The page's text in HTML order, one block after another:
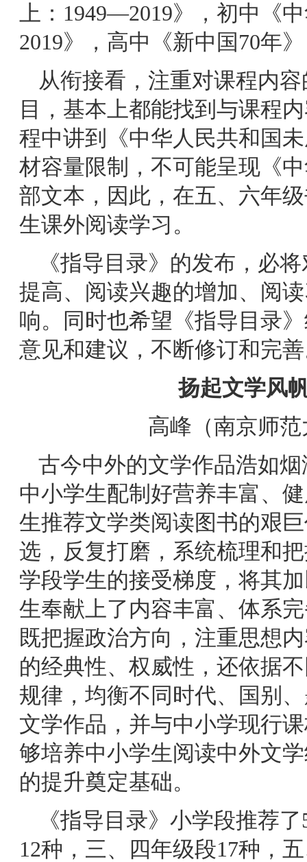
上：1949—2019》，初中《
2019》，高中《新中国70年
从衔接看，注重对课程内
目，基本上都能找到与课程
程中讲到《中华人民共和国
材容量限制，不可能呈现《
部文本，因此，在五、六年
生课外阅读学习。
《指导目录》的发布，必
提高、阅读兴趣的增加、阅
响。同时也希望《指导目录
意见和建议，不断修订和完
扬起文学风
高峰 （南京师
古今中外的文学作品浩如
中小学生配制好营养丰富、
生推荐文学类阅读图书的艰
选，反复打磨，系统梳理和
学段学生的接受梯度，将其
生奉献上了内容丰富、体系
既把握政治方向，注重思想
的经典性、权威性，还依据
规律，均衡不同时代、国别
文学作品，并与中小学现行
够培养中小学生阅读中外文
的提升奠定基础。
《指导目录》小学段推荐
12种，三、四年级段17种，